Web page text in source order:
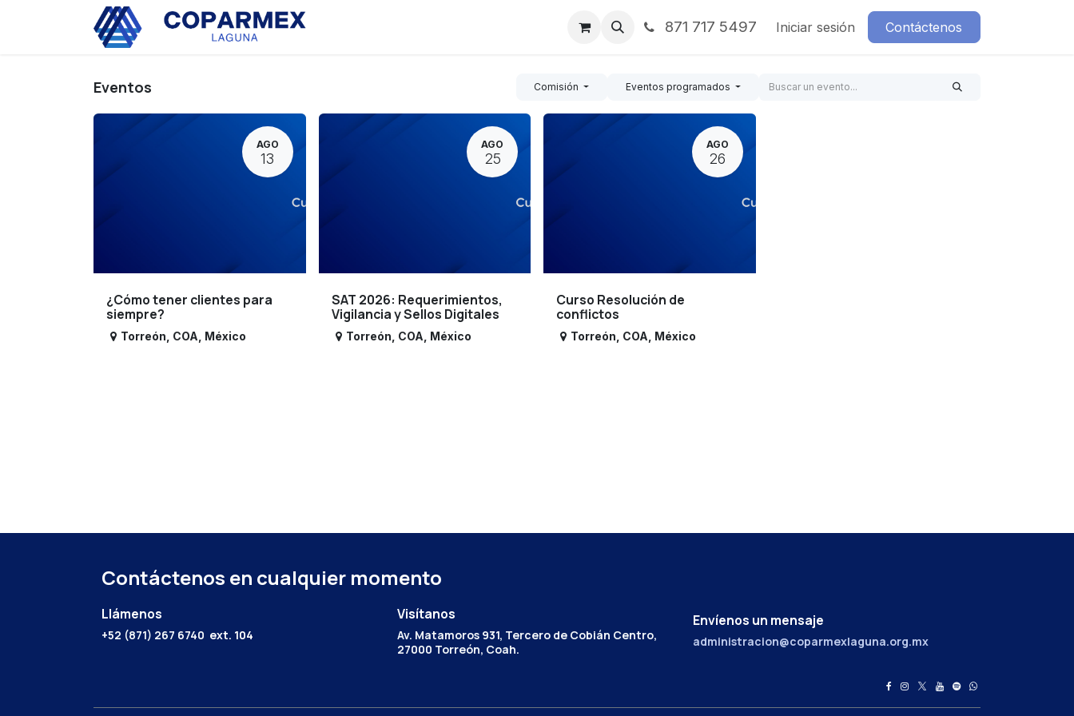
Noticias Contáctenos871 717 5497 Iniciar sesión Contáctenos
Eventos Comisión Eventos programados
AGO
13
¿Cómo tener clientes para
siempre?
Torreón COA México
AGO
25
SAT 2026: Requerimientos,
Vigilancia y Sellos Digitales
Torreón COA México
AGO
26
Curso Resolución de
conflictos
Torreón COA México
Contáctenos en cualquier momento
Llámenos
+52 (871) 267 6740 ext. 104
Envíenos un mensaje
administracion@coparmexlaguna.org.mx
Visítanos
Av. Matamoros 931, Tercero de Cobián Centro,
27000 Torreón, Coah.